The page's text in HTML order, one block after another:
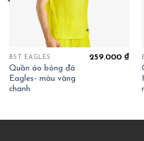
BST EAGLES
Quần áo bóng đá
Eagles- màu vàng
chanh
259.000₫